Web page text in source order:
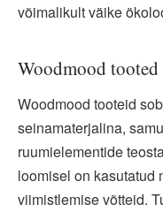
võimalikult väike
Woodmood
Woodmood tooteid
seinamaterjalina,
ruumielementide
loomisel on kasutatud
viimistlemise võtteid.